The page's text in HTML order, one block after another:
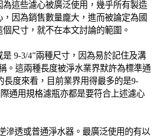
這些濾心被廣泛使用，幾乎所有製造
因為銷售數量龐大，進而被論定為國
尺寸，就不在本文討論的範圍。
是 9-3/4”兩種尺寸，因為易於記住及溝
。這兩種長度被淨水業界默許為標準通
長度來看，目前業界用得最多的是9-
通用規格濾瓶亦都是要符合上述濾心
滲透或普通淨水器。最廣泛使用的有以